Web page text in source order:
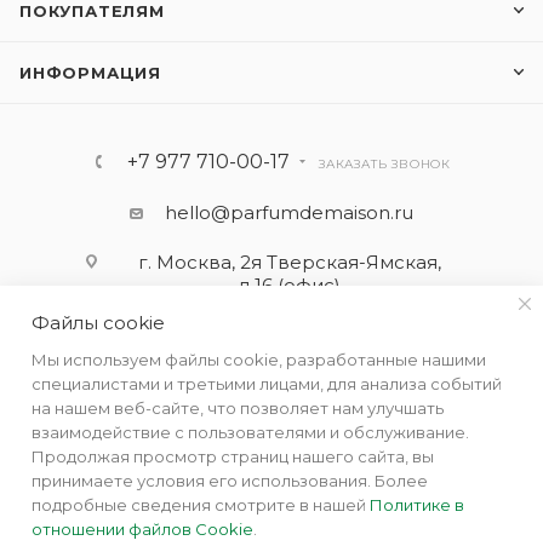
ПОКУПАТЕЛЯМ
ИНФОРМАЦИЯ
+7 977 710-00-17 ЗАКАЗАТЬ ЗВОНОК
hello@parfumdemaison.ru
г. Москва, 2я Тверская-Ямская,
д.16 (офис)
Файлы cookie
Мы используем файлы cookie, разработанные нашими
специалистами и третьими лицами, для анализа событий
на нашем веб-сайте, что позволяет нам улучшать
взаимодействие с пользователями и обслуживание.
Продолжая просмотр страниц нашего сайта, вы
принимаете условия его использования. Более
подробные сведения смотрите в нашей Политике в
отношении файлов Cookie